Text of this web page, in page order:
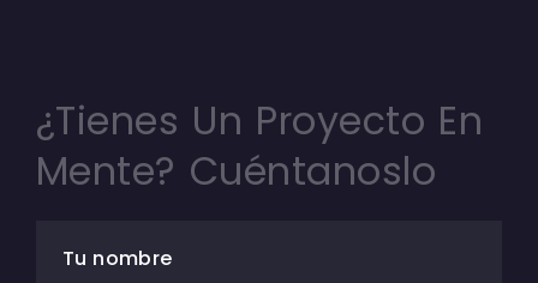
¿Tienes Un Proyecto En
Mente? Cuéntanoslo
Tu nombre